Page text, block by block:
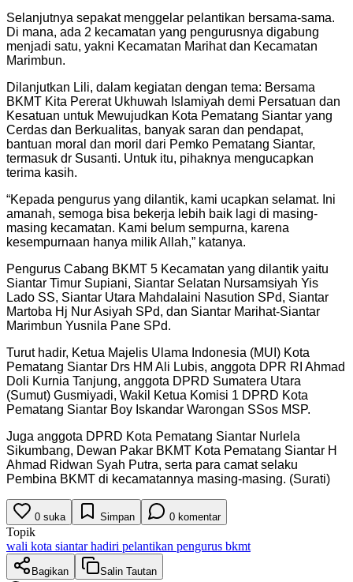
Selanjutnya sepakat menggelar pelantikan bersama-sama.
Di mana, ada 2 kecamatan yang pengurusnya digabung
menjadi satu, yakni Kecamatan Marihat dan Kecamatan
Marimbun.
Dilanjutkan Lili, dalam kegiatan dengan tema: Bersama
BKMT Kita Pererat Ukhuwah Islamiyah demi Persatuan dan
Kesatuan untuk Mewujudkan Kota Pematang Siantar yang
Cerdas dan Berkualitas, banyak saran dan pendapat,
bantuan moral dan moril dari Pemko Pematang Siantar,
termasuk dr Susanti. Untuk itu, pihaknya mengucapkan
terima kasih.
“Kepada pengurus yang dilantik, kami ucapkan selamat. Ini
amanah, semoga bisa bekerja lebih baik lagi di masing-
masing kecamatan. Kami belum sempurna, karena
kesempurnaan hanya milik Allah,” katanya.
Pengurus Cabang BKMT 5 Kecamatan yang dilantik yaitu
Siantar Timur Supiani, Siantar Selatan Nursamsiyah Yis
Lado SS, Siantar Utara Mahdalaini Nasution SPd, Siantar
Martoba Hj Nur Asiyah SPd, dan Siantar Marihat-Siantar
Marimbun Yusnila Pane SPd.
Turut hadir, Ketua Majelis Ulama Indonesia (MUI) Kota
Pematang Siantar Drs HM Ali Lubis, anggota DPR RI Ahmad
Doli Kurnia Tanjung, anggota DPRD Sumatera Utara
(Sumut) Gusmiyadi, Wakil Ketua Komisi 1 DPRD Kota
Pematang Siantar Boy Iskandar Warongan SSos MSP.
Juga anggota DPRD Kota Pematang Siantar Nurlela
Sikumbang, Dewan Pakar BKMT Kota Pematang Siantar H
Ahmad Ridwan Syah Putra, serta para camat selaku
Pembina BKMT di kecamatannya masing-masing. (Surati)
0 suka Simpan 0 komentar
Topik
wali kota siantar hadiri pelantikan pengurus bkmt
Bagikan Salin Tautan